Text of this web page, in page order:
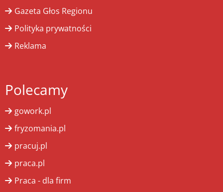
Gazeta Głos Regionu
Polityka prywatności
Reklama
Polecamy
gowork.pl
fryzomania.pl
pracuj.pl
praca.pl
Praca - dla firm